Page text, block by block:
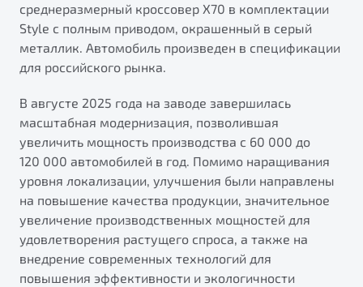
от 1 699 990 ₽*
Обзор В наличии
X70
автомобиля Belgee
Подробно
Автомобили в наличии
Тест-драйв
Автокредит
Спецпредложения
Будьте еще более уверены на дорогах с программой
Преимущества программы
среднеразмерный кроссовер X70 в комплектации
Style с полным приводом, окрашенный в серый
металлик. Автомобиль произведен в спецификации
для российского рынка.
В августе 2025 года на заводе завершилась
масштабная модернизация, позволившая
увеличить мощность производства с 60 000 до
120 000 автомобилей в год. Помимо наращивания
уровня локализации, улучшения были направлены
на повышение качества продукции, значительное
увеличение производственных мощностей для
удовлетворения растущего спроса, а также на
внедрение современных технологий для
повышения эффективности и экологичности